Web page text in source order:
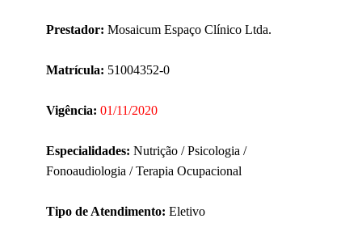
Prestador: Mosaicum Espaço Clínico Ltda.
Matrícula: 51004352-0
Vigência: 01/11/2020
Especialidades: Nutrição / Psicologia /
Fonoaudiologia / Terapia Ocupacional
Tipo de Atendimento: Eletivo